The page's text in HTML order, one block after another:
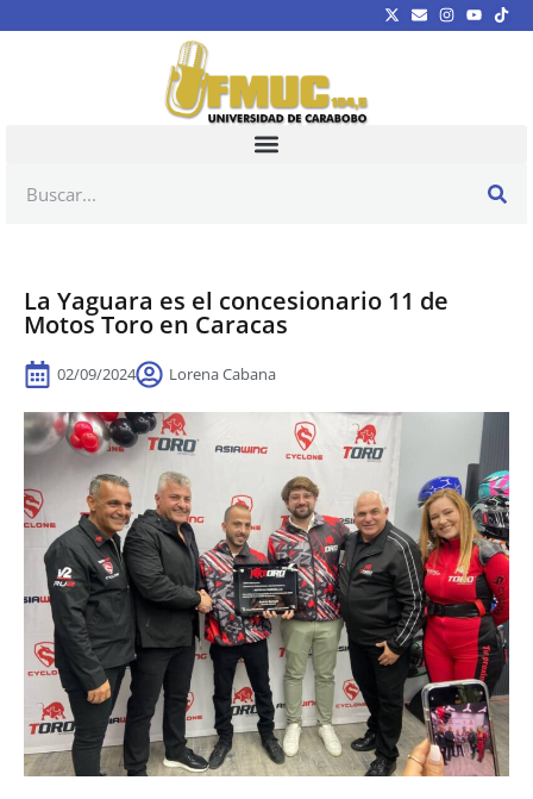
La Yaguara es el concesionario 11 de
Motos Toro en Caracas
02/09/2024 Lorena Cabana